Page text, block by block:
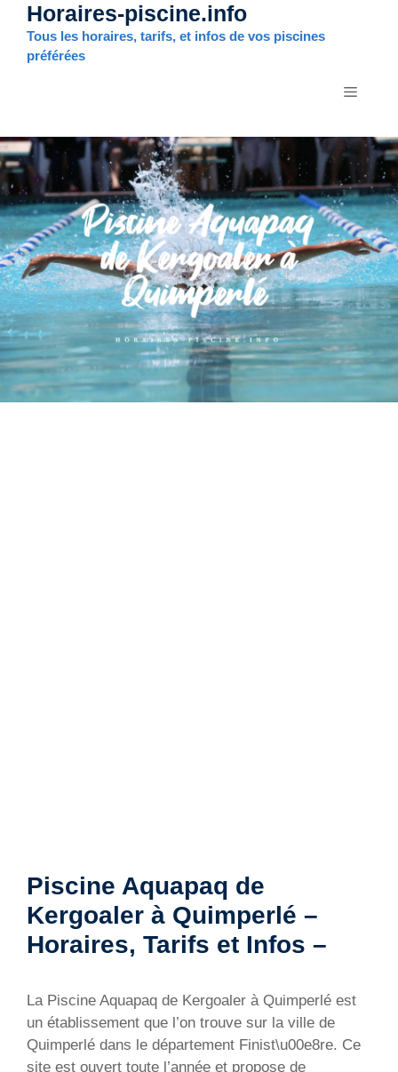
Aller
contenu
Horaires-piscine.info
Tous les horaires, tarifs, et infos de vos piscines
préférées
MENU
Piscine Aquapaq de
Kergoaler à Quimperlé –
Horaires, Tarifs et Infos –
La Piscine Aquapaq de Kergoaler à Quimperlé est
un établissement que l’on trouve sur la ville de
Quimperlé dans le département Finist\u00e8re. Ce
site est ouvert toute l’année et propose de